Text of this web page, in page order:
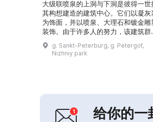
大级联喷泉的上洞与下洞是彼得一世
其构想建造的建筑中心。它们以凝灰
为饰面，并以喷泉、大理石和镀金雕
装饰。由于许多人的努力，该建筑群
今仍保持为完整的建筑构图，具有精
的艺术装饰。从上洞通往下洞时，可
看到彼得时代的原砖砌体、将水引向
工匠的工作、制作管道所用的材料，
及喷泉雕塑装饰的真实细节...
g. Sankt-Peterburg, g. Petergof,
Nizhniy park
给你的一